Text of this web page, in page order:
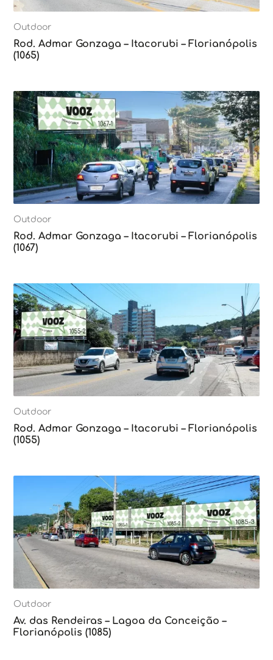
Outdoor
Rod. Admar Gonzaga – Itacorubi – Florianópolis
(1065)
Outdoor
Rod. Admar Gonzaga – Itacorubi – Florianópolis
(1067)
Outdoor
Rod. Admar Gonzaga – Itacorubi – Florianópolis
(1055)
Outdoor
Av. das Rendeiras – Lagoa da Conceição –
Florianópolis (1085)